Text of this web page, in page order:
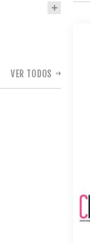
VER TODOS